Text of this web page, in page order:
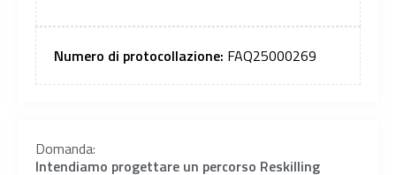
Numero di protocollazione: FAQ25000269
Domanda:
Intendiamo progettare un percorso Reskilling